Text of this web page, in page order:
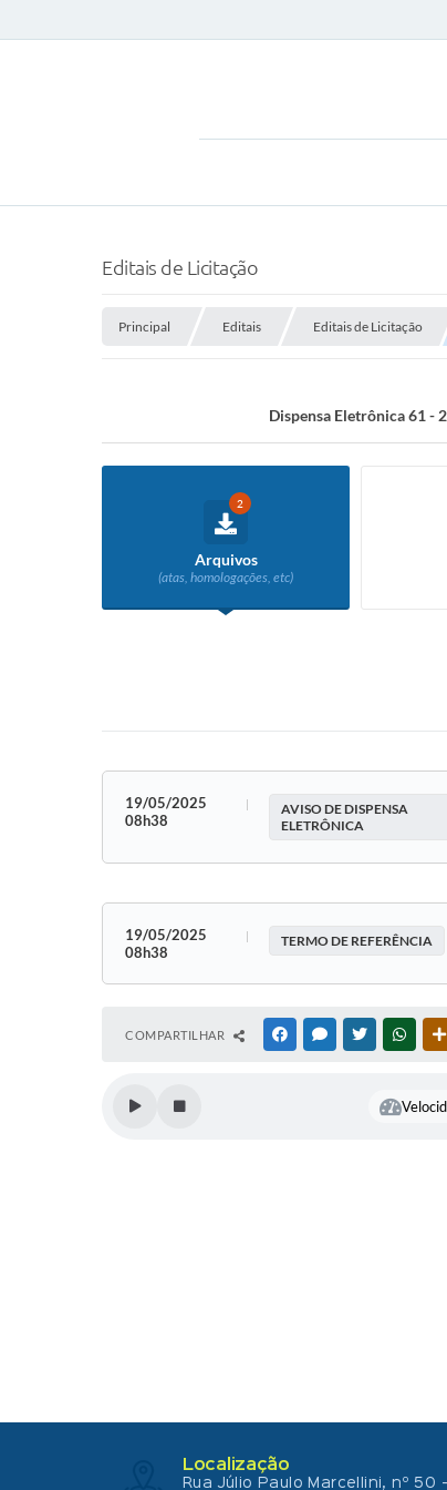
Editais de Licitação
Principal Editais Editais de Licitação
Dispensa Eletrônica 61 -
2
Arquivos
(atas, homologações, etc)
19/05/2025
08h38
AVISO DE DISPENSA
ELETRÔNICA
19/05/2025
08h38
TERMO DE REFERÊNCIA
COMPARTILHAR FACEBOOKMESSENGER
TWITTER
Localização
Rua Júlio Paulo Marcellini, nº 50 -